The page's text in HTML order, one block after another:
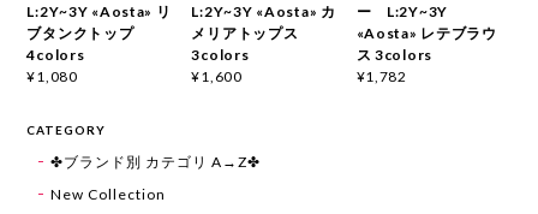
L:2Y~3Y «Aosta» リ
ブタンクトップ
4colors
¥1,080
L:2Y~3Y «Aosta» カ
メリアトップス
3colors
¥1,600
ー L:2Y~3Y
«Aosta» レテブラウ
ス 3colors
¥1,782
CATEGORY
✤ブランド別 カテゴリ A→Z✤
New Collection